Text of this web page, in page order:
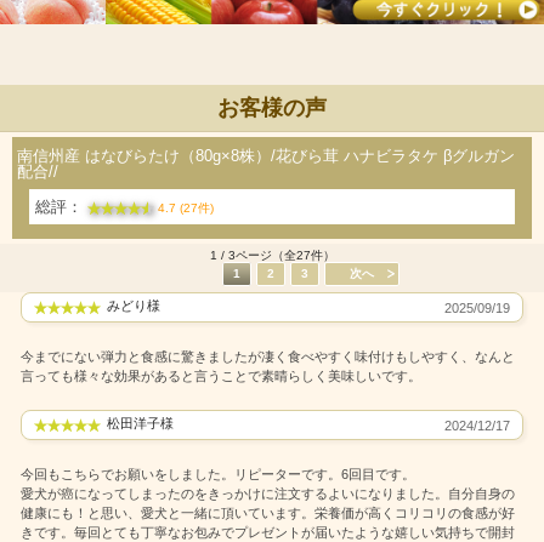
お客様の声
南信州産 はなびらたけ（80g×8株）/花びら茸 ハナビラタケ βグルガン
配合//
総評：
4.7 (27件)
1 / 3ページ（全27件）
1
2 3 次へ
みどり様 2025/09/19
今までにない弾力と食感に驚きましたが凄く食べやすく味付けもしやすく、なんと
言っても様々な効果があると言うことで素晴らしく美味しいです。
松田洋子様 2024/12/17
今回もこちらでお願いをしました。リピーターです。6回目です。
愛犬が癌になってしまったのをきっかけに注文するよいになりました。自分自身の
健康にも！と思い、愛犬と一緒に頂いています。栄養価が高くコリコリの食感が好
きです。毎回とても丁寧なお包みでプレゼントが届いたような嬉しい気持ちで開封